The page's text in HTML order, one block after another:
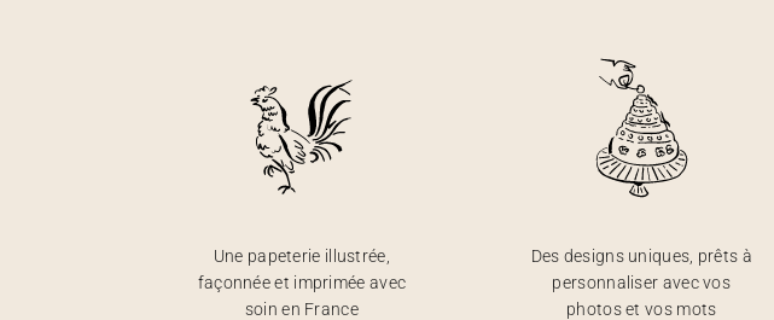
Une papeterie illustrée,
façonnée et imprimée avec
soin en France
Des designs uniques, prêts à
personnaliser avec vos
photos et vos mots